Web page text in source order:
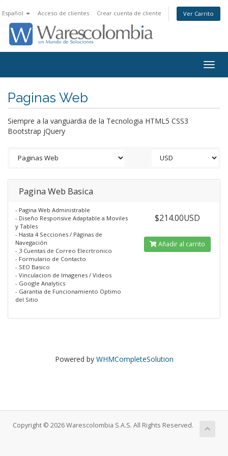
Español Acceso de clientes Crear cuenta de cliente Ver Carrito
Paginas Web
Siempre a la vanguardia de la Tecnologia HTML5 CSS3
Bootstrap jQuery
Pagina Web Basica
- Pagina Web Administrable
- Diseño Responsive Adaptable a Moviles
y Tables
- Hasta 4 Secciones / Páginas de
Navegación
- 3 Cuentas de Correo Elecrtronico
- Formulario de Contacto
- SEO Basico
- Vinculacion de Imagenes / Videos
- Google Analytics
- Garantia de Funcionamiento Optimo
del Sitio
$214.00USD
Añadir al carrito
Powered by WHMCompleteSolution
Copyright © 2026 Warescolombia S.A.S. All Rights Reserved.